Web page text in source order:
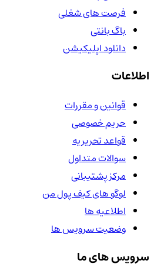
فرصت های شغلی
باگ بانتی
دانلود اپلیکیشن
اطلاعات
قوانین و مقررات
حریم خصوصی
قواعد تحریریه
سوالات متداول
مرکز پشتیبانی
لوگو های کیف پول من
اطلاعیه ها
وضعیت سرویس ها
سرویس های ما